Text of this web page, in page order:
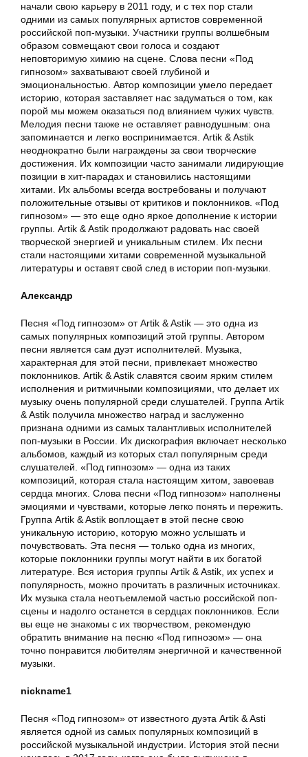
начали свою карьеру в 2011 году, и с тех пор стали
одними из самых популярных артистов современной
российской поп-музыки. Участники группы волшебным
образом совмещают свои голоса и создают
неповторимую химию на сцене. Слова песни «Под
гипнозом» захватывают своей глубиной и
эмоциональностью. Автор композиции умело передает
историю, которая заставляет нас задуматься о том, как
порой мы можем оказаться под влиянием чужих чувств.
Мелодия песни также не оставляет равнодушным: она
запоминается и легко воспринимается. Artik & Astik
неоднократно были награждены за свои творческие
достижения. Их композиции часто занимали лидирующие
позиции в хит-парадах и становились настоящими
хитами. Их альбомы всегда востребованы и получают
положительные отзывы от критиков и поклонников. «Под
гипнозом» — это еще одно яркое дополнение к истории
группы. Artik & Astik продолжают радовать нас своей
творческой энергией и уникальным стилем. Их песни
стали настоящими хитами современной музыкальной
литературы и оставят свой след в истории поп-музыки.
Александр
Песня «Под гипнозом» от Artik & Astik — это одна из
самых популярных композиций этой группы. Автором
песни является сам дуэт исполнителей. Музыка,
характерная для этой песни, привлекает множество
поклонников. Artik & Astik славятся своим ярким стилем
исполнения и ритмичными композициями, что делает их
музыку очень популярной среди слушателей. Группа Artik
& Astik получила множество наград и заслуженно
признана одними из самых талантливых исполнителей
поп-музыки в России. Их дискография включает несколько
альбомов, каждый из которых стал популярным среди
слушателей. «Под гипнозом» — одна из таких
композиций, которая стала настоящим хитом, завоевав
сердца многих. Слова песни «Под гипнозом» наполнены
эмоциями и чувствами, которые легко понять и пережить.
Группа Artik & Astik воплощает в этой песне свою
уникальную историю, которую можно услышать и
почувствовать. Эта песня — только одна из многих,
которые поклонники группы могут найти в их богатой
литературе. Вся история группы Artik & Astik, их успех и
популярность, можно прочитать в различных источниках.
Их музыка стала неотъемлемой частью российской поп-
сцены и надолго останется в сердцах поклонников. Если
вы еще не знакомы с их творчеством, рекомендую
обратить внимание на песню «Под гипнозом» — она
точно понравится любителям энергичной и качественной
музыки.
nickname1
Песня «Под гипнозом» от известного дуэта Artik & Asti
является одной из самых популярных композиций в
российской музыкальной индустрии. История этой песни